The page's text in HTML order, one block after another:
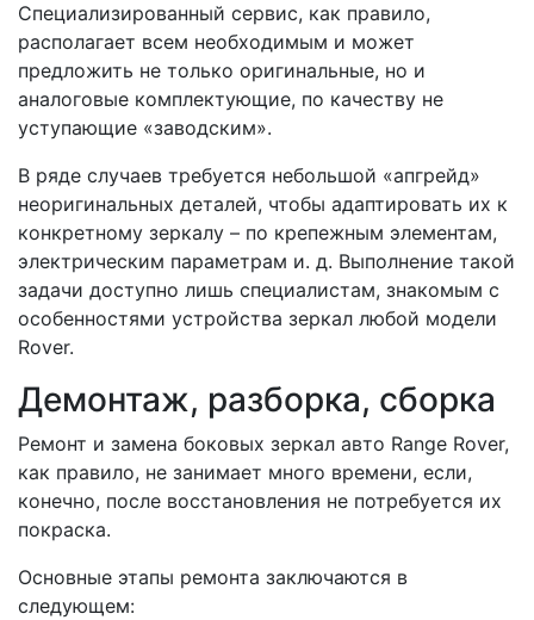
Специализированный сервис, как правило,
располагает всем необходимым и может
предложить не только оригинальные, но и
аналоговые комплектующие, по качеству не
уступающие «заводским».
В ряде случаев требуется небольшой «апгрейд»
неоригинальных деталей, чтобы адаптировать их к
конкретному зеркалу – по крепежным элементам,
электрическим параметрам и. д. Выполнение такой
задачи доступно лишь специалистам, знакомым с
особенностями устройства зеркал любой модели
Rover.
Демонтаж, разборка, сборка
Ремонт и замена боковых зеркал авто Range Rover,
как правило, не занимает много времени, если,
конечно, после восстановления не потребуется их
покраска.
Основные этапы ремонта заключаются в
следующем: